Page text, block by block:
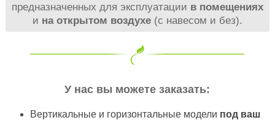
предназначенных для эксплуатации в помещениях
и на открытом воздухе(с навесом и без).
У нас вы можете заказать:
Вертикальные и горизонтальные модели под ваш